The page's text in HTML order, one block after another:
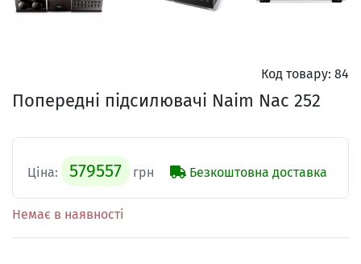
Код товару: 84
Попередні підсилювачі Naim Nac 252
Ціна: 579557 грн Безкоштовна доставка
Немає в наявності